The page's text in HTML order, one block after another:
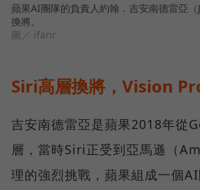
蘋果AI團隊的負責人約翰．吉安南德雷亞
換將。
圖／ ifanr
Siri高層換將，Vision
吉安南德雷亞是蘋果2018年從
層，當時Siri正受到亞馬遜（
理的強烈挑戰，蘋果組成一個